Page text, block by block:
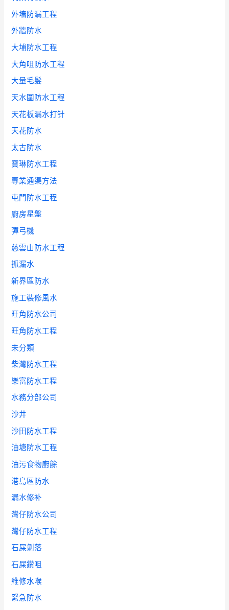
外墻防漏工程
外牆防水
大埔防水工程
大角咀防水工程
大量毛髮
天水圍防水工程
天花板漏水打针
天花防水
太古防水
寶琳防水工程
專業通渠方法
屯門防水工程
廚房星盤
彈弓機
慈雲山防水工程
抓漏水
新界區防水
施工裝修風水
旺角防水公司
旺角防水工程
未分類
柴灣防水工程
樂富防水工程
水務分部公司
沙井
沙田防水工程
油塘防水工程
油污食物廚餘
港島區防水
漏水修补
灣仔防水公司
灣仔防水工程
石屎剝落
石屎鑽咀
維修水喉
緊急防水